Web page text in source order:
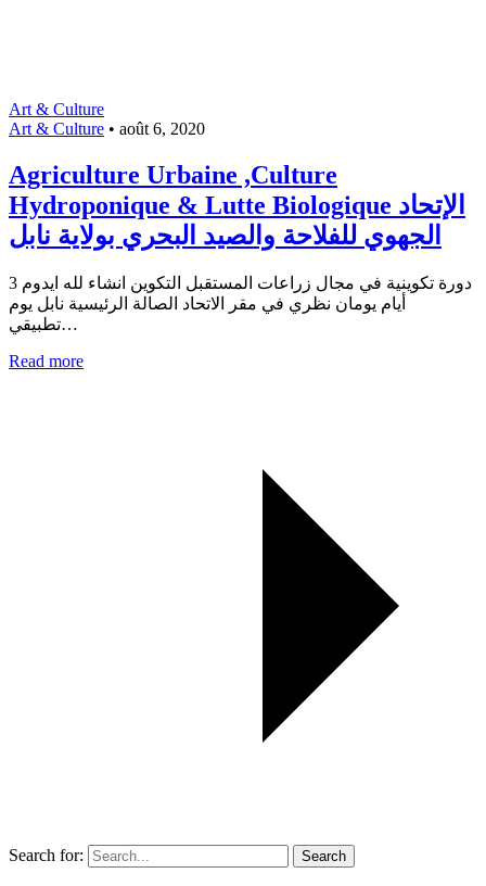
Art & Culture
Art & Culture • août 6, 2020
Agriculture Urbaine ,Culture
Hydroponique & Lutte Biologique ‎الإتحاد
الجهوي للفلاحة والصيد البحري بولاية نابل
دورة تكوينية في مجال زراعات المستقبل التكوين انشاء لله ايدوم 3
أيام يومان نظري في مقر الاتحاد الصالة الرئيسية نابل يوم
تطبيقي…
Read more
Search for: Search